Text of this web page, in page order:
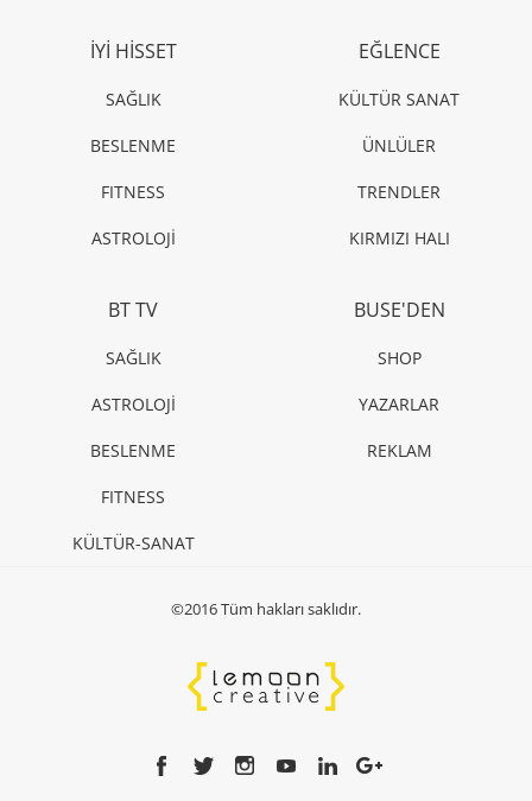
İYİ HİSSET
SAĞLIK
BESLENME
FITNESS
ASTROLOJİ
EĞLENCE
KÜLTÜR SANAT
ÜNLÜLER
TRENDLER
KIRMIZI HALI
BT TV
SAĞLIK
ASTROLOJİ
BESLENME
FITNESS
KÜLTÜR-SANAT
BUSE'DEN
SHOP
YAZARLAR
REKLAM
©2016 Tüm hakları saklıdır.